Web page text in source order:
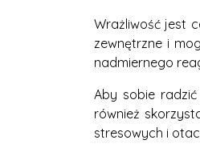
Wrażliwość jest
zewnętrzne i
nadmiernego
Aby sobie
również
stresowych i